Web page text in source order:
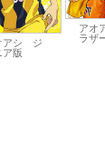
アシ ジ
ア版
アオ
ラザ